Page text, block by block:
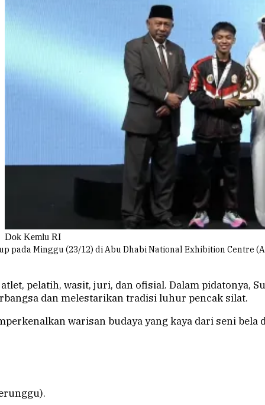
Dok Kemlu RI
pada Minggu (23/12) di Abu Dhabi National Exhibition
pelatih, wasit, juri, dan ofisial. Dalam pidatonya,
dan melestarikan tradisi luhur pencak silat.
warisan budaya yang kaya dari seni bela